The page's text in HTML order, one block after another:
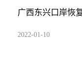
广西东兴口岸恢
2022-01-10